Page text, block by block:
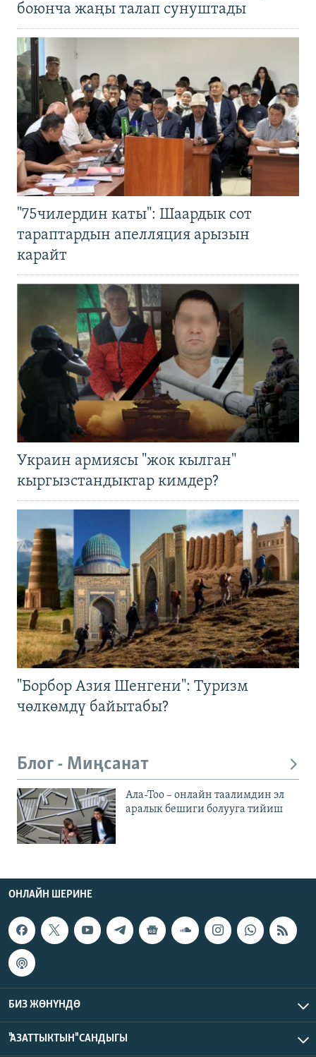
боюнча жаңы талап сунуштады
"75чилердин каты": Шаардык сот
тараптардын апелляция арызын
карайт
Украин армиясы "жок кылган"
кыргызстандыктар кимдер?
"Борбор Азия Шенгени": Туризм
чөлкөмдү байытабы?
Блог - Миңсанат
Ала-Тоо – онлайн таалимдин эл
аралык бешиги болууга тийиш
ОНЛАЙН ШЕРИНЕ
БИЗ ЖӨНҮНДӨ
"АЗАТТЫКТЫН" САНДЫГЫ